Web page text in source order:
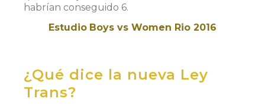
habrían conseguido 6.
Estud io Boys vs Women Rio 2016
¿Qué dice la nueva Ley
Trans?